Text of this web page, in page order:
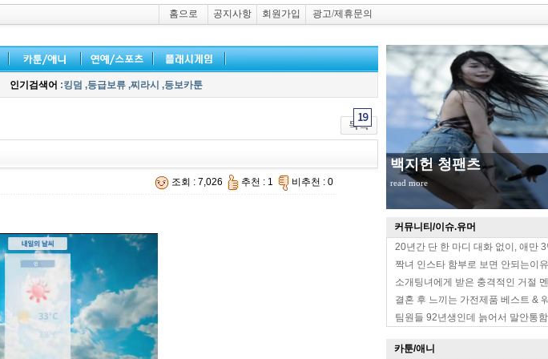
홈으로 공지사항 회원가입 광고/제휴문의
백지헌 청팬츠
read more
커뮤니티/이슈.유머
20년간 단 한 마디 대화 없이, 애만
짝녀 인스타 함부로 보면 안되는이유
소개팅녀에게 받은 충격적인 거절
결혼 후 느끼는 가전제품 베스트 &
팀원들 92년생인데 늙어서 말안통
카툰/애니
인기검색어 :킹덤 ,등급보류 ,찌라시 ,등보카툰
조회 : 7,026 추천 : 1 비추천 : 0